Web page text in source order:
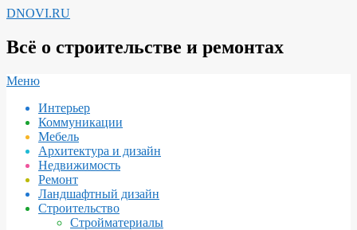
Перейти
содержимому
DNOVI.RU
Всё о строительстве и ремонтах
Вторичное
навигации
Меню
Интерьер
Коммуникации
Мебель
Архитектура и дизайн
Недвижимость
Ремонт
Ландшафтный дизайн
Строительство
Стройматериалы